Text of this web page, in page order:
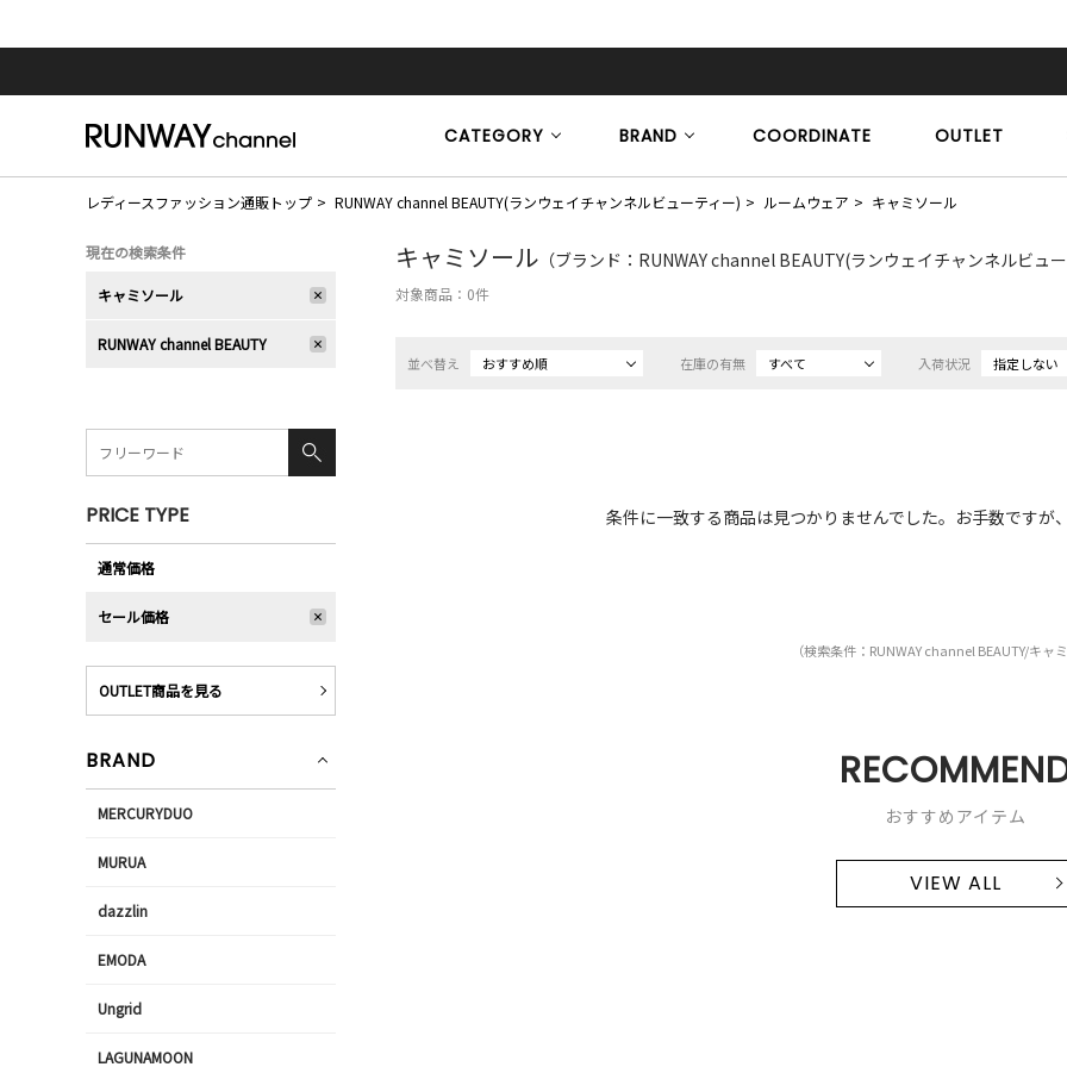
CATEGORY BRAND COORDINATE OUTLET
レディースファッション通販トップ RUNWAY channel BEAUTY(ランウェイチャンネルビューティー) ルームウェア キャミソール
キャミソール （ブランド：RUNWAY channel BEAUTY(ランウェイチャンネルビュ
対象商品： 0件
並べ替え おすすめ順 在庫の有無 すべて 入荷状況 指定しない
条件に一致する商品は見つかりませんでした。お手数ですが
（検索条件：RUNWAY channel BEAUTY/キャミ
おすすめアイテム
VIEW ALL
現在の検索条件
キャミソール
RUNWAY channel BEAUTY
PRICE TYPE
通常価格
セール価格
OUTLET商品を見る
BRAND
MERCURYDUO
MURUA
dazzlin
EMODA
Ungrid
LAGUNAMOON